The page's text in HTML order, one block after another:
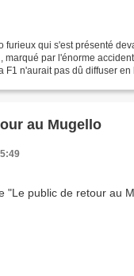
furieux qui s'est présenté
marqué par l'énorme
F1 n'aurait pas dû diffuser
au Mugello